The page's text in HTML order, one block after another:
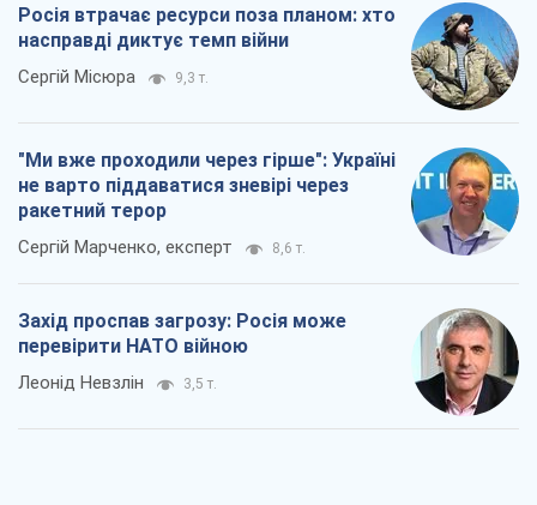
Росія втрачає ресурси поза планом: хто
насправді диктує темп війни
Сергій Місюра 9,3 т.
"Ми вже проходили через гірше": Україні
не варто піддаватися зневірі через
ракетний терор
Сергій Марченко, експерт 8,6 т.
Захід проспав загрозу: Росія може
перевірити НАТО війною
Леонід Невзлін 3,5 т.